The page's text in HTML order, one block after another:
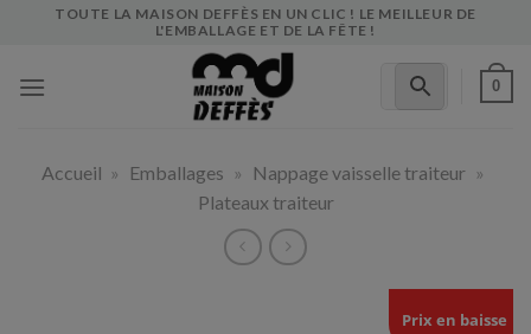
TOUTE LA MAISON DEFFÈS EN UN CLIC ! LE MEILLEUR DE
L'EMBALLAGE ET DE LA FÊTE !
0
Accueil » Emballages » Nappage vaisselle traiteur »
Plateaux traiteur
Prix en baisse